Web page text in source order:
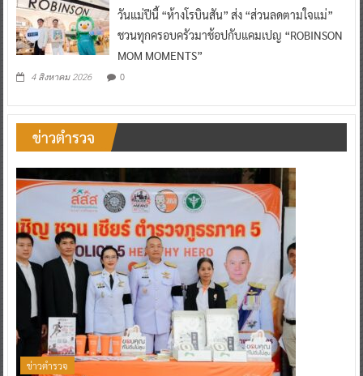
วันแม่ปีนี้ “ห้างโรบินสัน” ส่ง “ส่วนลดตามใจแม่”
ชวนทุกครอบครัวมาช้อปกับแคมเปญ “ROBINSON
MOM MOMENTS”
4 สิงหาคม 2026 0
ข่าวตำรวจ
ข่าวตำรวจ